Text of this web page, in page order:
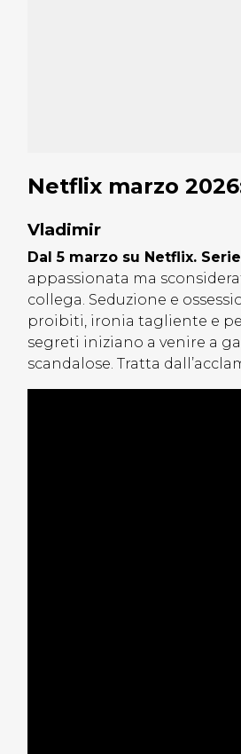
Netflix marzo
Vladimir
Dal 5 marzo su Netflix.
appassionata ma
collega. Seduzione e
proibiti, ironia tagliente e
segreti iniziano a venire a
scandalose. Tratta